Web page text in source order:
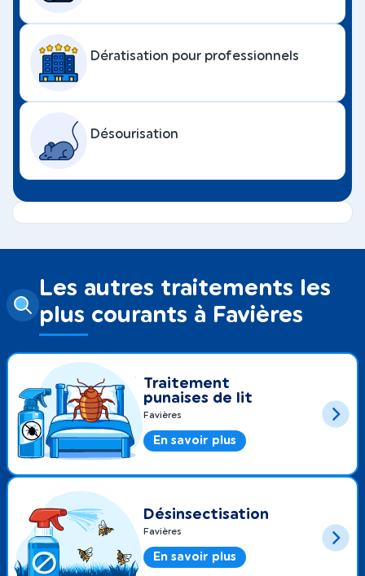
Dératisation pour professionnels
Désourisation
Les autres traitements les
plus courants à Favières
Traitement
punaises de lit
Favières
En savoir plus
Désinsectisation
Favières
En savoir plus